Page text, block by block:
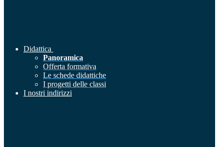
Didattica
Panoramica
Offerta formativa
Le schede didattiche
I progetti delle classi
I nostri indirizzi